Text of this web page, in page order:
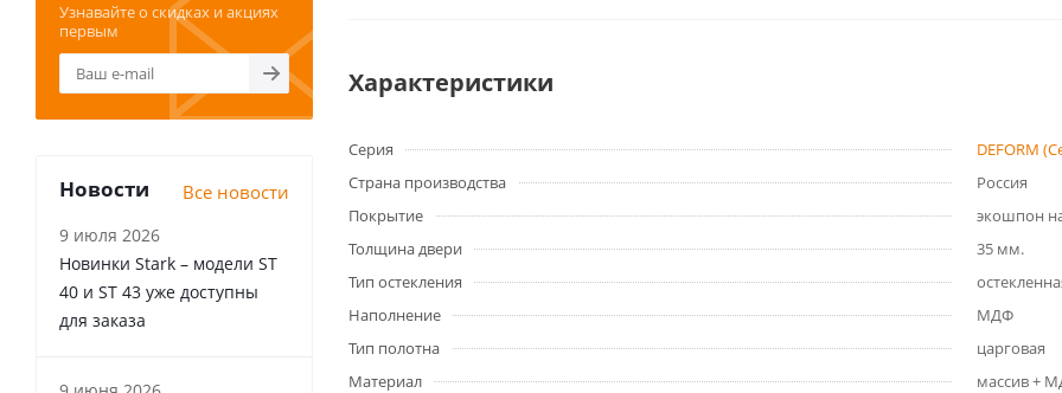
Характеристики
Серия
DEFORM
Страна производства
Россия
Покрытие
экошпон
Толщина двери
35 мм.
Тип остекления
Наполнение
МДФ
Тип полотна
царговая
Материал
массив +
Узнавайте о скидках и акциях
первым
Новости Все новости
9 июля 2026
Новинки Stark – модели ST
40 и ST 43 уже доступны
для заказа